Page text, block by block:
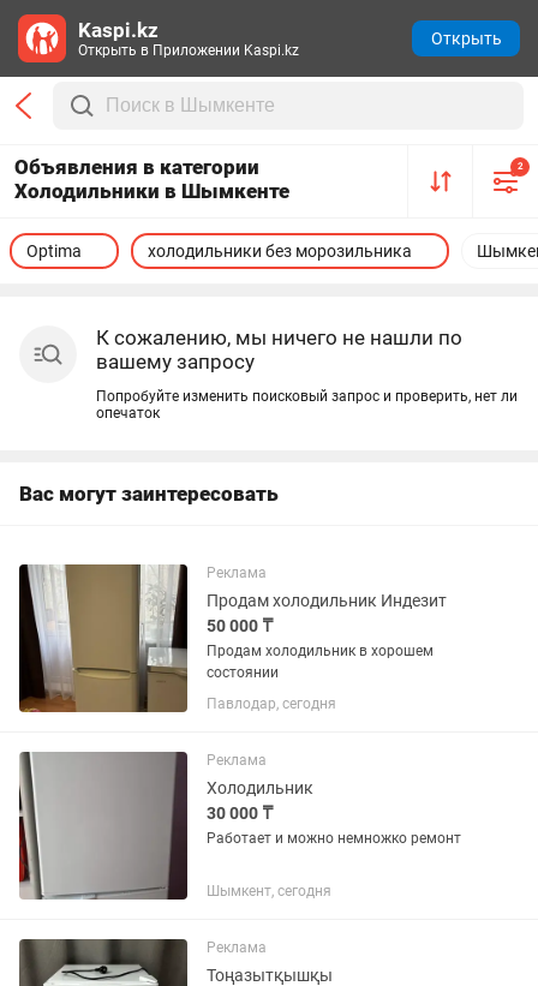
Объявления в категории
Холодильники в Шымкенте
2
Optima холодильники без морозильника
К сожалению, мы ничего не нашли по
вашему запросу
Попробуйте изменить поисковый запрос и проверить, нет ли
опечаток
Вас могут заинтересовать
Реклама
Продам холодильник Индезит
50 000 ₸
Продам холодильник в хорошем
состоянии
Павлодар, сегодня
Реклама
Холодильник
30 000 ₸
Работает и можно немножко ремонт
Шымкент, сегодня
Реклама
Тоңазытқышқы
Kaspi.kz
Открыть в Приложении Kaspi.kz
Открыть